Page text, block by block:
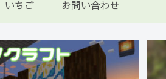
いちご お問い合わせ